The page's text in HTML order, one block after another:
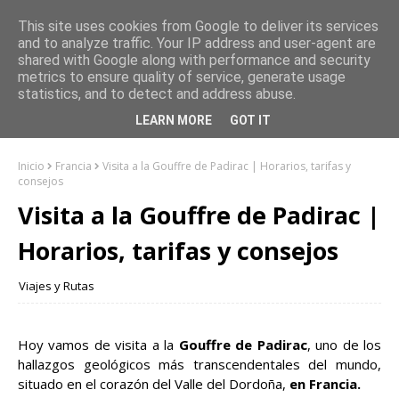
Inicio Francia
Visita a la Gouffre de Padirac | Horarios, tarifas y
consejos
Visita a la Gouffre de Padirac |
Horarios, tarifas y consejos
Viajes y Rutas
Hoy vamos de visita a la Gouffre de Padirac, uno de los
hallazgos geológicos más transcendentales del mundo,
situado en el corazón del Valle del Dordoña, en Francia.
This site uses cookies from Google to deliver its services
and to analyze traffic. Your IP address and user-agent are
shared with Google along with performance and security
metrics to ensure quality of service, generate usage
statistics, and to detect and address abuse.
LEARN MORE GOT IT